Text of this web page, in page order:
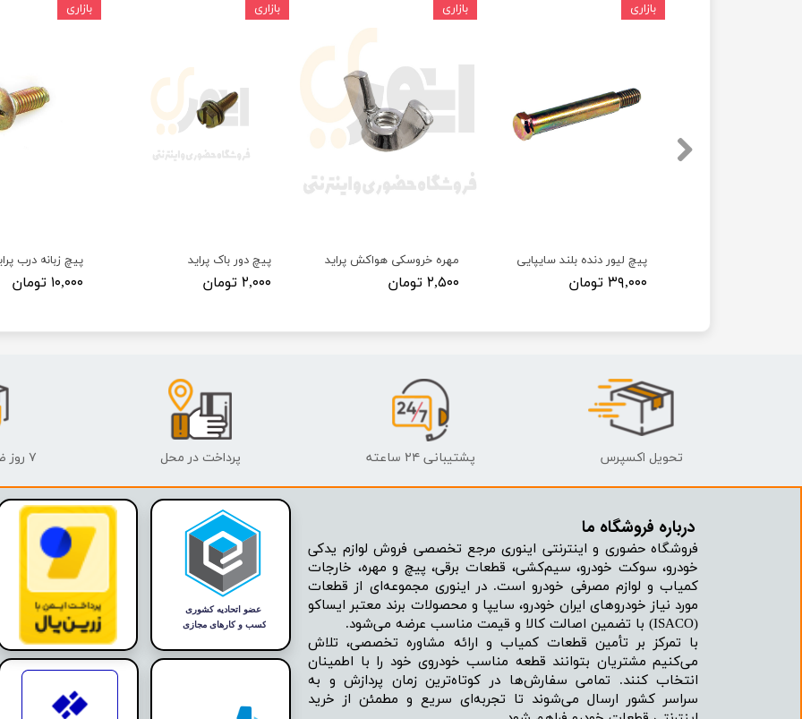
پیچ زبانه درب
۱۰,۰۰۰ تومان
بازاری
پیچ دور باک پراید
۲,۰۰۰ تومان
بازاری
مهره خروسکی هواکش پراید
۲,۵۰۰ تومان
بازاری
پیچ لیور دنده بلند سایپایی
۳۹,۰۰۰ تومان
بازاری
فروشگاه حضوری و اینترنتی اینوری مرجع تخصصی فروش لوازم یدکی
خودرو، سوکت خودرو، سیم‌کشی، قطعات برقی، پیچ و مهره، خارجات
کمیاب و لوازم مصرفی خودرو است. در اینوری مجموعه‌ای از قطعات
مورد نیاز خودروهای ایران خودرو، سایپا و محصولات برند معتبر ایساکو
(ISACO) با تضمین اصالت کالا و قیمت مناسب عرضه می‌شود.
با تمرکز بر تأمین قطعات کمیاب و ارائه مشاوره تخصصی، تلاش
می‌کنیم مشتریان بتوانند قطعه مناسب خودروی خود را با اطمینان
انتخاب کنند. تمامی سفارش‌ها در کوتاه‌ترین زمان پردازش و به
سراسر کشور ارسال می‌شوند تا تجربه‌ای سریع و مطمئن از خرید
درباره فروشگاه ما​​​​​​​
تحویل اکسپرس پشتیبانی ۲۴ ساعته پرداخت در محل ۷ روز ضمانت بازگشت